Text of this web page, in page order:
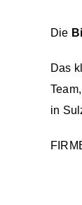
Die
Das
in